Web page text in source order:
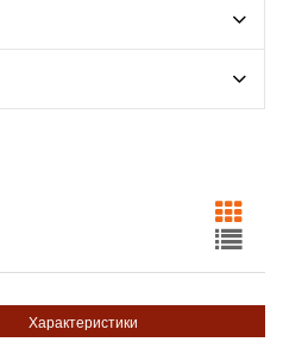
Характеристики